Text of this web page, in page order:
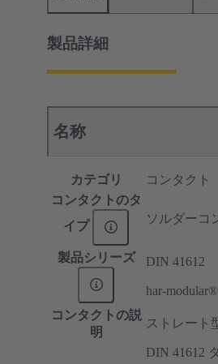
製品詳細
名称
カテゴリ
コンタクト
コンタクトのタ
イプ
ソルダーコ
製品シリーズ DIN 41612
har-modular®
コンタクトの説
明
ストレート
DIN 41612